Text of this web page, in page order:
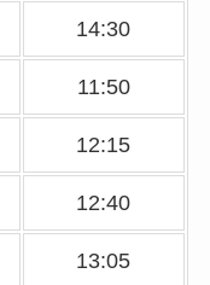
14:30
11:50
12:15
12:40
13:05